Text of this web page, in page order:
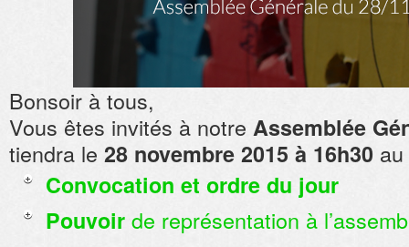
Bonsoir à tous,
Vous êtes invités à notre Assemblée
tiendra le 28 novembre 2015 à 16h30
Convocation et ordre du jour
Pouvoir de représentation à